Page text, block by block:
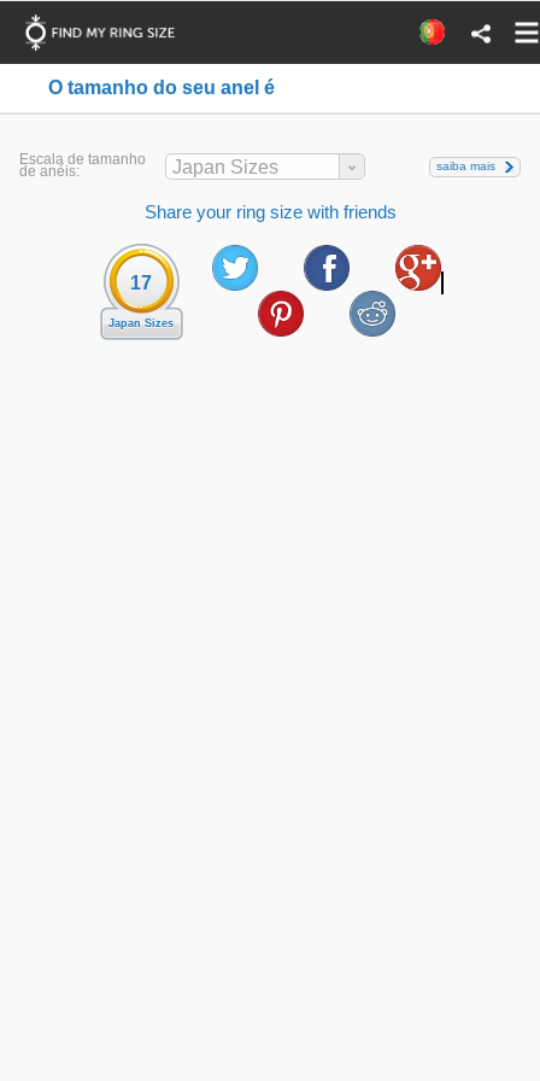
O tamanho do seu anel é
Escala de tamanho
de anéis: Japan Sizes saiba mais
Share your ring size with friends
17
Japan Sizes